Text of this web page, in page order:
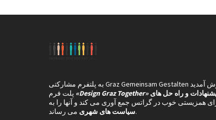
پلت فرم «Design Graz Together» و راه حل های
همزیستی خوب در گراتس جمع آوری می کند و آنها را به
سیاست های شهریمی رساند.